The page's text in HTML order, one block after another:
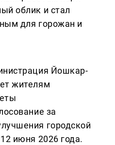
облик и стал
для горожан и
Йошкар-
жителям
за
городской
июня 2026 года.